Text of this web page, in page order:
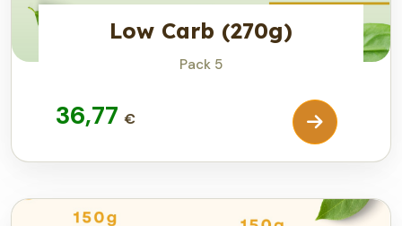
Low Carb (270g)
Pack 5
36,77€